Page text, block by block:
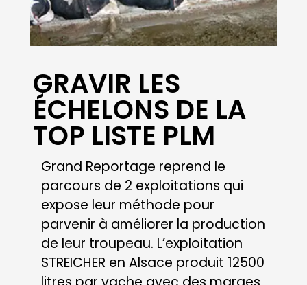
Voir en ligne
POLLEN
Alimentation animale